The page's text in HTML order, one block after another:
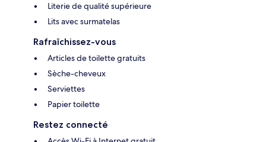
Literie de qualité supérieure
Lits avec surmatelas
Rafraîchissez-vous
Articles de toilette gratuits
Sèche-cheveux
Serviettes
Papier toilette
Restez connecté